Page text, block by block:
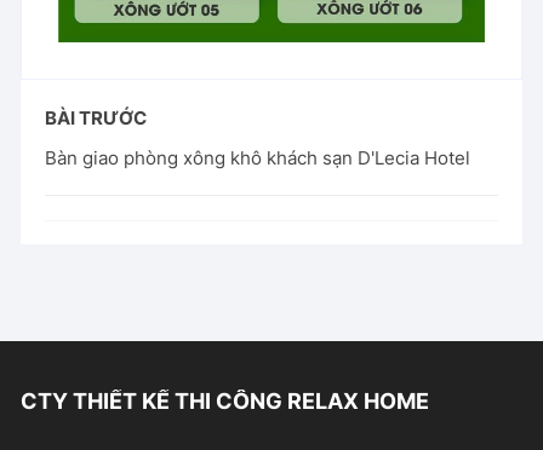
BÀI TRƯỚC
Bàn giao phòng xông khô khách sạn D'Lecia Hotel
CTY THIẾT KẾ THI CÔNG RELAX HOME